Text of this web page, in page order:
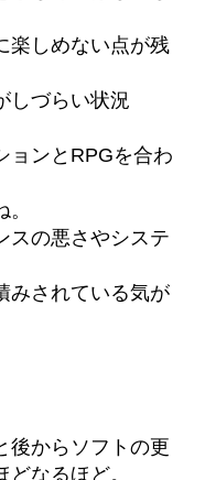
楽しめない点が残
しづらい状況
ョンとRPGを合わ
スの悪さやシステ
みされている気が
後からソフトの更
なるほど。